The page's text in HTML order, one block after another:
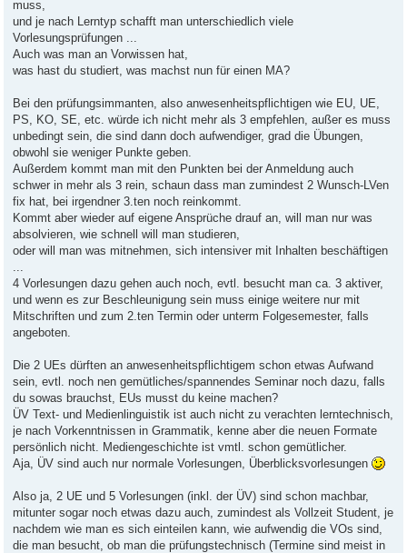
muss,
und je nach Lerntyp schafft man unterschiedlich viele
Vorlesungsprüfungen ...
Auch was man an Vorwissen hat,
was hast du studiert, was machst nun für einen MA?
Bei den prüfungsimmanten, also anwesenheitspflichtigen wie EU, UE,
PS, KO, SE, etc. würde ich nicht mehr als 3 empfehlen, außer es muss
unbedingt sein, die sind dann doch aufwendiger, grad die Übungen,
obwohl sie weniger Punkte geben.
Außerdem kommt man mit den Punkten bei der Anmeldung auch
schwer in mehr als 3 rein, schaun dass man zumindest 2 Wunsch-LVen
fix hat, bei irgendner 3.ten noch reinkommt.
Kommt aber wieder auf eigene Ansprüche drauf an, will man nur was
absolvieren, wie schnell will man studieren,
oder will man was mitnehmen, sich intensiver mit Inhalten beschäftigen
4 Vorlesungen dazu gehen auch noch, evtl. besucht man ca. 3 aktiver,
und wenn es zur Beschleunigung sein muss einige weitere nur mit
Mitschriften und zum 2.ten Termin oder unterm Folgesemester, falls
angeboten.
Die 2 UEs dürften an anwesenheitspflichtigem schon etwas Aufwand
sein, evtl. noch nen gemütliches/spannendes Seminar noch dazu, falls
du sowas brauchst, EUs musst du keine machen?
ÜV Text- und Medienlinguistik ist auch nicht zu verachten lerntechnisch,
je nach Vorkenntnissen in Grammatik, kenne aber die neuen Formate
persönlich nicht. Mediengeschichte ist vmtl. schon gemütlicher.
Aja, ÜV sind auch nur normale Vorlesungen, Überblicksvorlesungen
Also ja, 2 UE und 5 Vorlesungen (inkl. der ÜV) sind schon machbar,
mitunter sogar noch etwas dazu auch, zumindest als Vollzeit Student, je
nachdem wie man es sich einteilen kann, wie aufwendig die VOs sind,
die man besucht, ob man die prüfungstechnisch (Termine sind meist in